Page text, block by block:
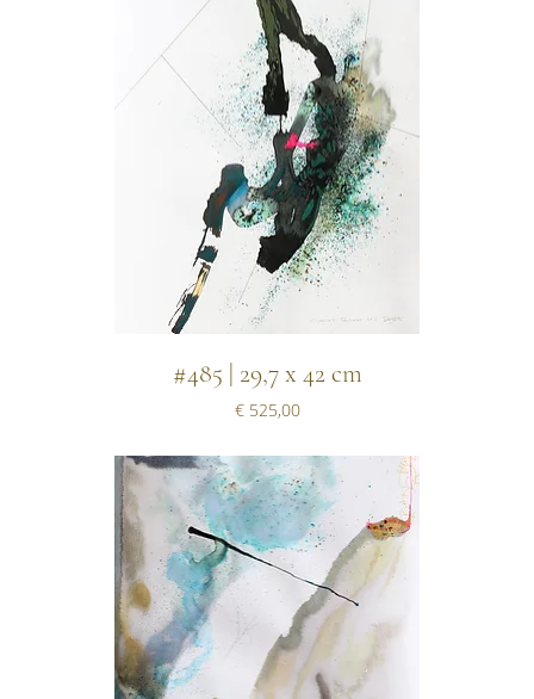
#485 | 29,7 x 42 cm
Prijs
€ 525,00